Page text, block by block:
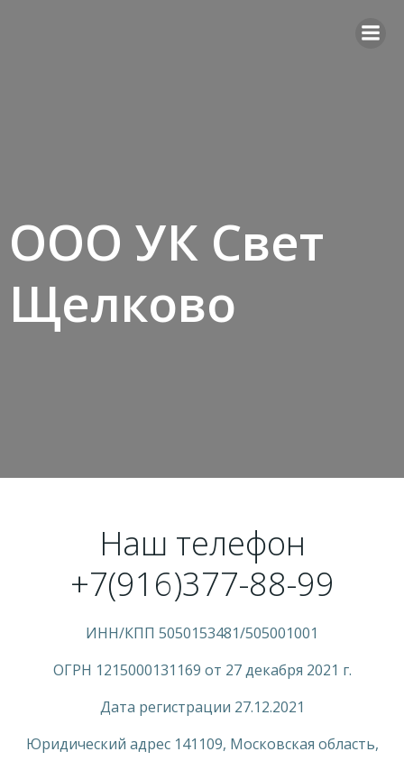
ООО УК Свет
Щелково
Наш телефон
+7(916)377-88-99
ИНН/КПП 5050153481/505001001
ОГРН 1215000131169 от 27 декабря 2021 г.
Дата регистрации 27.12.2021
Юридический адрес 141109, Московская область,